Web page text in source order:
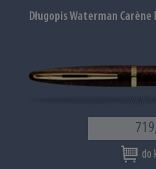
Długopis Waterman
do